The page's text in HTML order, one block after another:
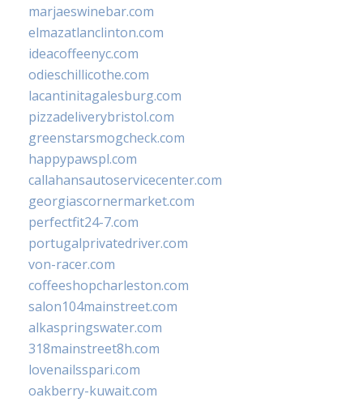
marjaeswinebar.com
elmazatlanclinton.com
ideacoffeenyc.com
odieschillicothe.com
lacantinitagalesburg.com
pizzadeliverybristol.com
greenstarsmogcheck.com
happypawspl.com
callahansautoservicecenter.com
georgiascornermarket.com
perfectfit24-7.com
portugalprivatedriver.com
von-racer.com
coffeeshopcharleston.com
salon104mainstreet.com
alkaspringswater.com
318mainstreet8h.com
lovenailsspari.com
oakberry-kuwait.com